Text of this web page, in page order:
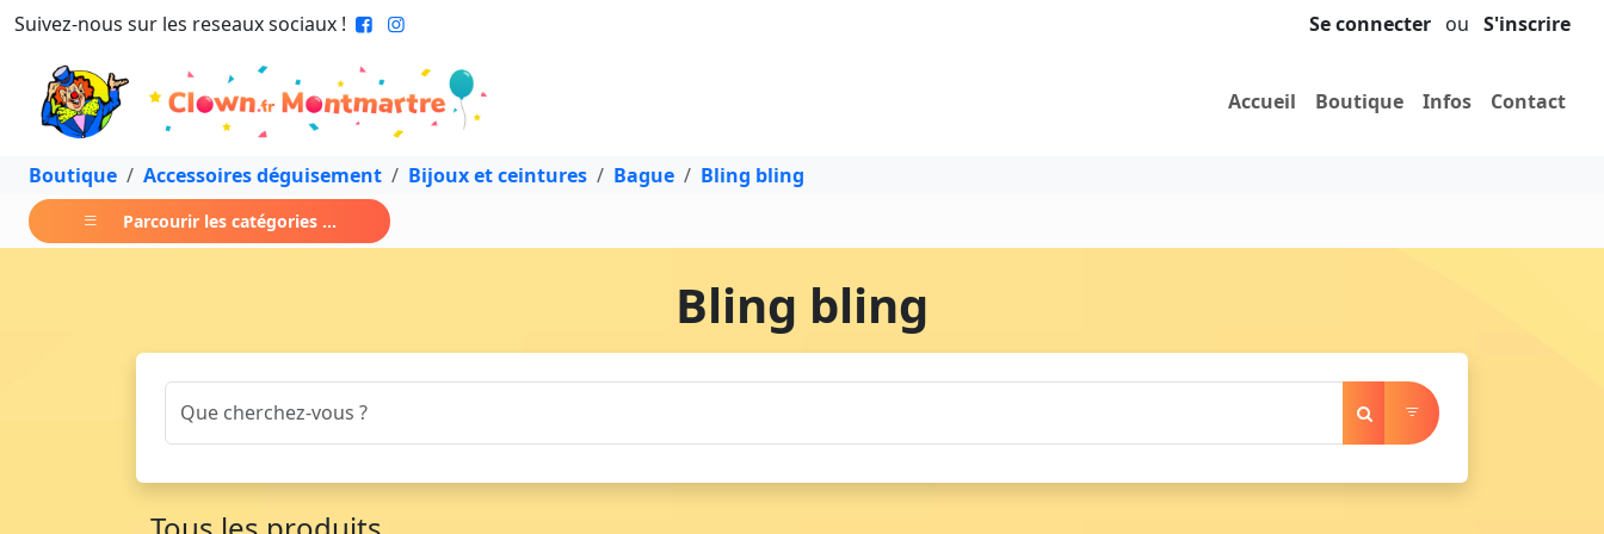
Suivez-nous sur les reseaux sociaux ! Se connecter ou S'inscrire
Accueil Boutique Infos Contact
Boutique Accessoires déguisement Bijoux et ceintures Bague Bling bling
Parcourir les catégories ...
Bling bling